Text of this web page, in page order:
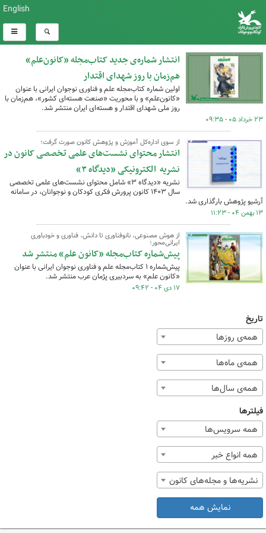
English
انتشار شماره‌ی جدید کتاب‌مجله «کانون‌علم»
هم‌زمان با روز شهدای اقتدار
اولین شماره کتاب‌مجله علم و فناوری نوجوان ایرانی با عنوان
«کانون‌علم» و با محوریت «صنعت هسته‌ای کشور»، هم‌زمان با
روز ملی شهدای اقتدار و هسته‌ای ایران منتشر شد.
۲۳ خرداد ۰۵ - ۰۹:۳۵
از سوی اداره‌کل آموزش و پژوهش کانون صورت گرفت؛‌
انتشار محتوای نشست‌های علمی تخصصی کانون در
نشریه الکترونیکی «دیدگاه ۳»
نشریه «دیدگاه ۳» شامل محتوای نشست‌های علمی تخصصی
سال ۱۴۰۳ کانون پرورش فکری کودکان و نوجوانان، در سامانه
آرشیو پژوهش بارگذاری شد.
۱۳ بهمن ۰۴ - ۱۱:۲۳
از هوش مصنوعی، نانوفناوری تا دانش، فناوری و خودباوری
ایرانی‌محور؛
پیش‌شماره کتاب‌مجله «کانون علم» منتشر شد
پیش‌شماره ۱ کتاب‌مجله علم و فناوری نوجوان ایرانی با عنوان
«کانون علم» به سردبیری پژمان عرب منتشر شد.
۱۷ دی ۰۴ - ۰۹:۴۲
تاریخ
همه‌ی روزها
همه‌ی ماه‌ها
همه‌ی سال‌ها
فیلترها
همه سرویس‌ها
همه انواع خبر
نشریه‌ها و مجله‌های کانون
نمایش همه